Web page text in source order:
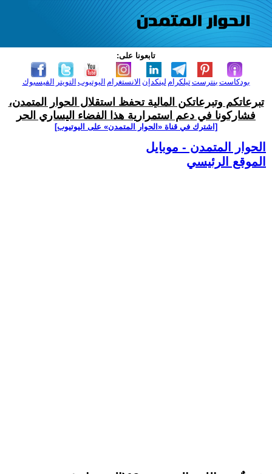
تابعونا على:
الفيسبوك التويتر اليوتيوب الانستغرام لينكدإن تيلكرامبنترست بودكاست
تبرعاتكم وتبرعاتكن المالية تحفظ استقلال الحوار المتمدن،
فشاركونا في دعم استمرارية هذا الفضاء اليساري الحر
[اشترك في قناة ‫«الحوار المتمدن» على اليوتيوب]
الحوار المتمدن - موبايل
الموقع الرئيسي